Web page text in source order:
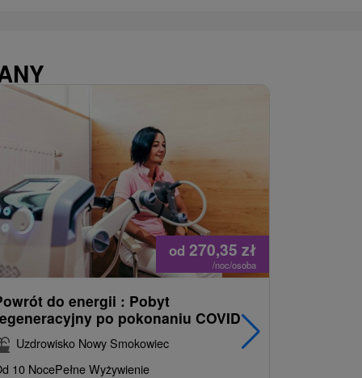
od 270,35 zł
/noc/osoba
do energii : Pobyt
po pokonaniu COVID
Uzdrowisko Nowy Smokowiec
10 NocePełne Wyżywienie